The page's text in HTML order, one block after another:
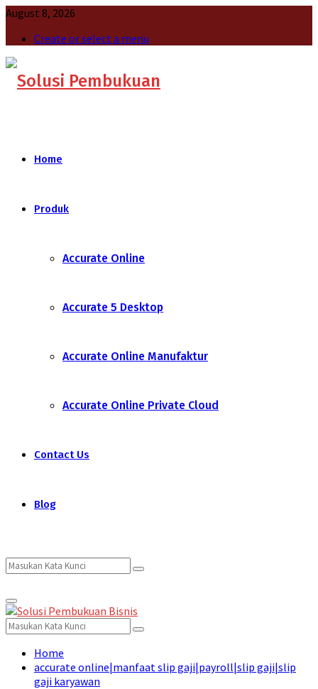
August 8, 2026
Create or select a menu
Home
Produk
Accurate Online
Accurate 5 Desktop
Accurate Online Manufaktur
Accurate Online Private Cloud
Contact Us
Blog
Search
for:
Search
Primary
Menu
Search
for:
Search
Home
accurate online|manfaat slip gaji|payroll|slip gaji|slip
gaji karyawan